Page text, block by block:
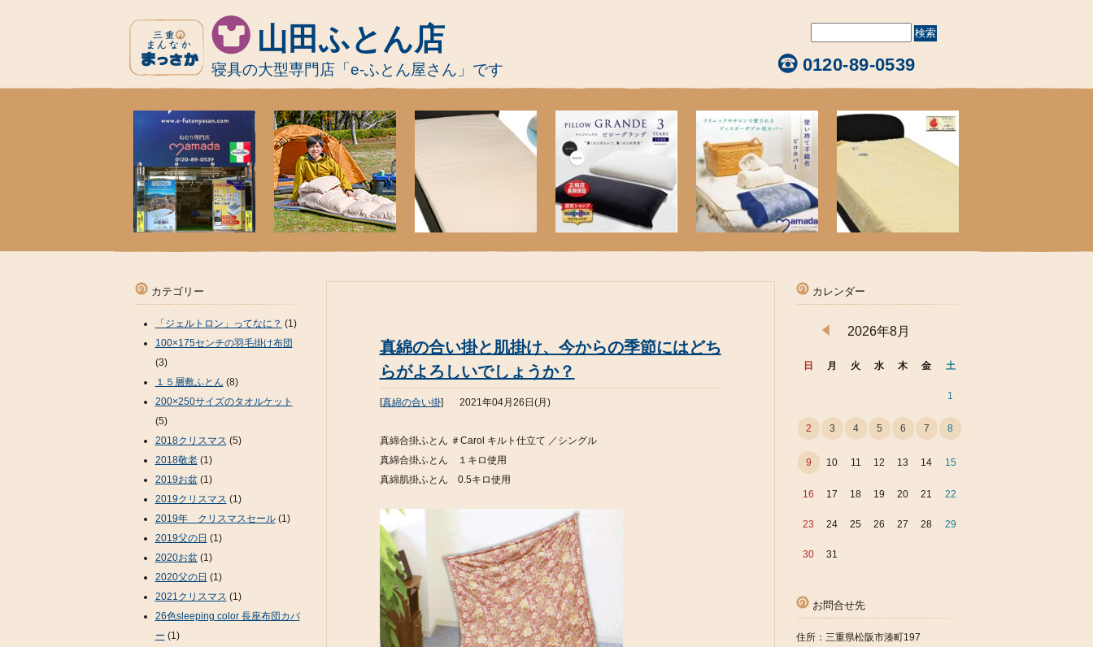
山田ふとん店
寝具の大型専門店「e-ふとん屋さん」です 0120-89-0539
真綿の合い掛と肌掛け、今からの季節にはどち
らがよろしいでしょうか？
[真綿の合い掛] 2021年04月26日(月)
真綿合掛ふとん ＃Carol キルト仕立て ／シングル
真綿合掛ふとん １キロ使用
真綿肌掛ふとん 0.5キロ使用
カテゴリー
「ジェルトロン」ってなに？ (1)
100×175センチの羽毛掛け布団
(3)
１５層敷ふとん (8)
200×250サイズのタオルケット
(5)
2018クリスマス (5)
2018敬老(1)
2019お盆(1)
2019クリスマス (1)
2019年 クリスマスセール(1)
2019父の日 (1)
2020お盆(1)
2020父の日 (1)
2021クリスマス (1)
26色sleeping color 長座布団カバ
ー (1)
カレンダー
2026年8月
日 月 火 水 木 金 土
1
2 3 4 5 6 7 8
9 10 11 12 13 14 15
16 17 18 19 20 21 22
23 24 25 26 27 28 29
30 31
お問合せ先
住所：三重県松阪市湊町197